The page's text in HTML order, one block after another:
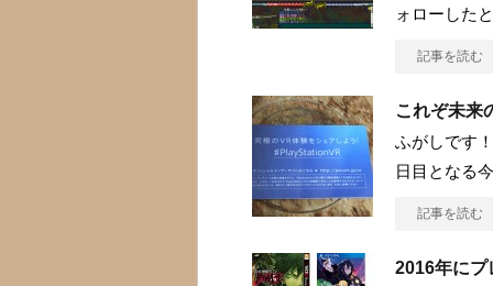
ォローした
記事を読む
これぞ未来
ふがしです
日目となる
記事を読む
2016年にプ